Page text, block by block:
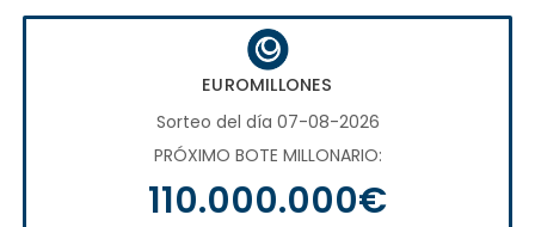
EUROMILLONES
Sorteo del día 07-08-2026
PRÓXIMO BOTE MILLONARIO:
110.000.000€